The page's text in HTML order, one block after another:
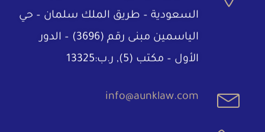
السعودية – طريق الملك سلمان – حي
الياسمين مبنى رقم (3696) – الدور
الأول – مكتب (5), ر.ب:13325
info@aunklaw.com